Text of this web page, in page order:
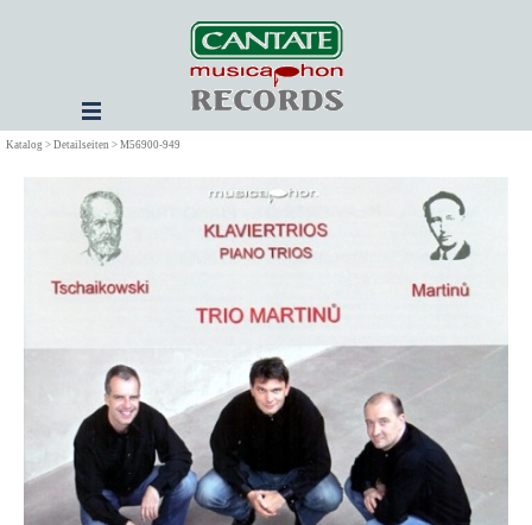
Menü überspringen
Katalog > Detailseiten > M56900-949